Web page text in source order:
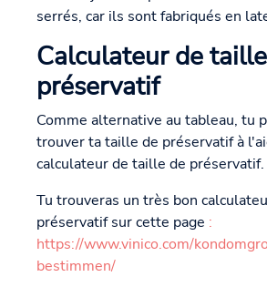
serrés, car ils sont fabriqués en
Calculateur de
préservatif
Comme alternative au tableau, tu
trouver ta taille de préservatif à
calculateur de taille de préservatif.
Tu trouveras un très bon
préservatif sur cette page :
https://www.vinico.com/
bestimmen/